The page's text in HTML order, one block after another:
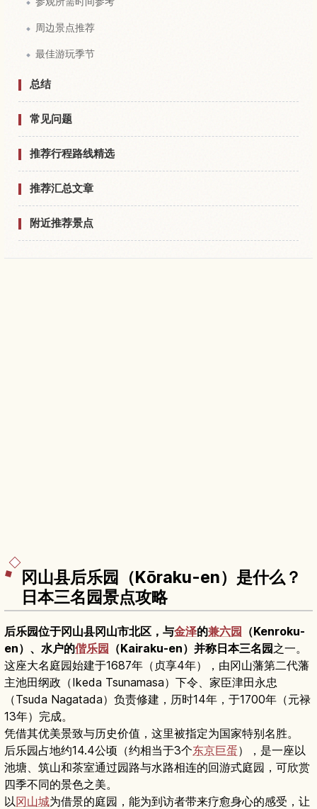
周边景点推荐
最佳游玩季节
总结
常见问题
推荐行程路线精选
推荐汇总文章
附近推荐景点
冈山县后乐园（Kōraku-en）是什么？
日本三名园景点攻略
后乐园位于冈山县冈山市北区，与金泽的兼六园 （Kenroku-
en）、水户的偕乐园 （Kairaku-en）并称日本三名园之一。
这座大名庭园始建于1687年（贞享4年），由冈山藩第二代藩
主池田纲政（Ikeda Tsunamasa）下令、家臣津田永忠
（Tsuda Nagatada）负责修建，历时14年，于1700年（元禄
13年）完成。
凭借其优美景致与历史价值，这里被指定为国家特别名胜。
后乐园占地约14.4公顷（约相当于3个东京巨蛋），是一座以
池塘、筑山和茶室通过园路与水路相连的回游式庭园，可欣赏
四季不同的景色之美。
以冈山城为借景的庭园，能为到访者带来疗愈身心的感受，让